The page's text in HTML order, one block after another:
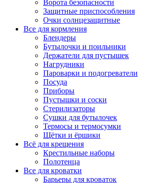
Ворота безопасности
Защитные приспособления
Очки солнцезащитные
Все для кормления
Блендеры
Бутылочки и поильники
Держатели для пустышек
Нагрудники
Пароварки и подогреватели
Посуда
Приборы
Пустышки и соски
Стерилизаторы
Сушки для бутылочек
Термосы и термосумки
Щётки и ёршики
Всё для крещения
Крестильные наборы
Полотенца
Все для кроватки
Барьеры для кроваток